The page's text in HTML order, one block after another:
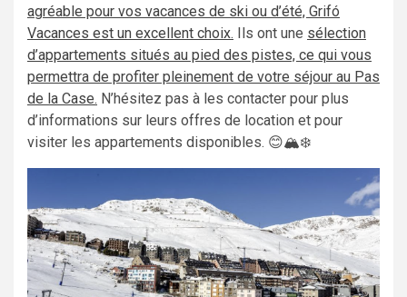
agréable pour vos vacances de ski ou d’été, Grifó
Vacances est un excellent choix. Ils ont une sélection
d’appartements situés au pied des pistes, ce qui vous
permettra de profiter pleinement de votre séjour au Pas
de la Case. N’hésitez pas à les contacter pour plus
d’informations sur leurs offres de location et pour
visiter les appartements disponibles. 😊🏔️❄️